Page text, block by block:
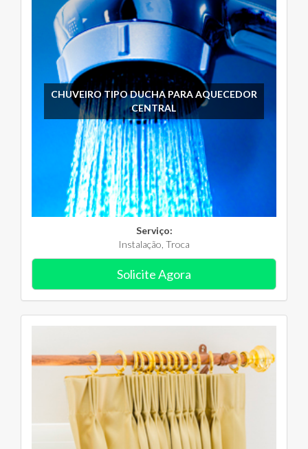
CHUVEIRO TIPO DUCHA PARA AQUECEDOR
CENTRAL
Serviço:
Instalação, Troca
Solicite Agora